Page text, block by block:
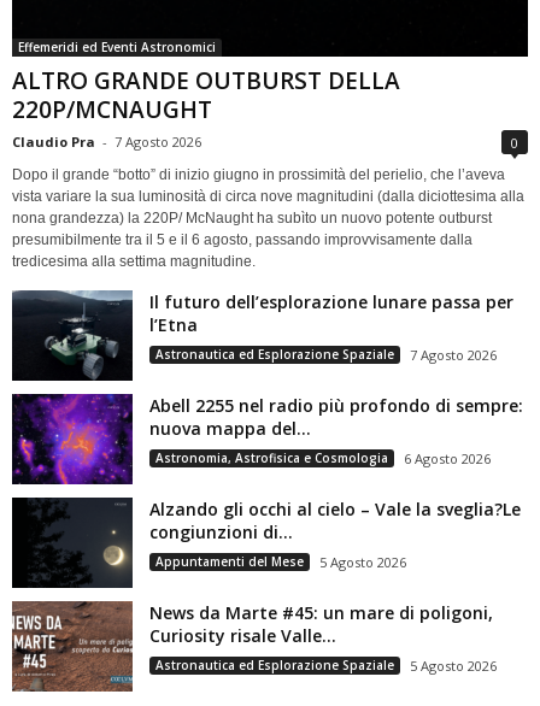
Effemeridi ed Eventi Astronomici
ALTRO GRANDE OUTBURST DELLA
220P/MCNAUGHT
Claudio Pra - 7 Agosto 2026 0
Dopo il grande “botto” di inizio giugno in prossimità del perielio, che l’aveva
vista variare la sua luminosità di circa nove magnitudini (dalla diciottesima alla
nona grandezza) la 220P/ McNaught ha subìto un nuovo potente outburst
presumibilmente tra il 5 e il 6 agosto, passando improvvisamente dalla
tredicesima alla settima magnitudine.
Il futuro dell’esplorazione lunare passa per
l’Etna
Astronautica ed Esplorazione Spaziale 7 Agosto 2026
Abell 2255 nel radio più profondo di sempre:
nuova mappa del...
Astronomia, Astrofisica e Cosmologia 6 Agosto 2026
Alzando gli occhi al cielo – Vale la sveglia?Le
congiunzioni di...
Appuntamenti del Mese 5 Agosto 2026
News da Marte #45: un mare di poligoni,
Curiosity risale Valle...
Astronautica ed Esplorazione Spaziale 5 Agosto 2026